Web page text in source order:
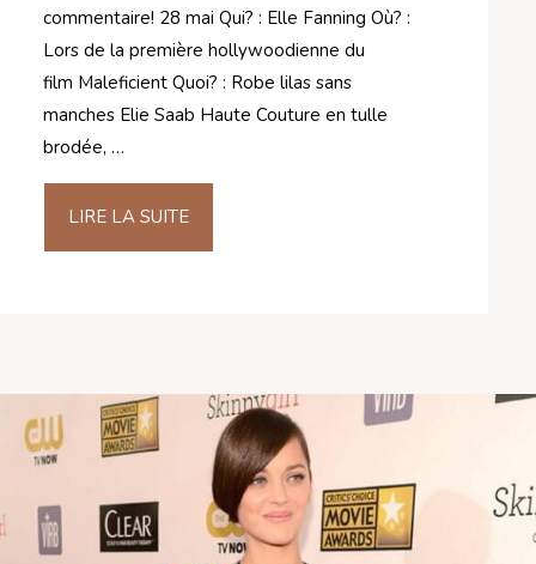
commentaire! 28 mai Qui? : Elle Fanning Où? :
Lors de la première hollywoodienne du
film Maleficient Quoi? : Robe lilas sans
manches Elie Saab Haute Couture en tulle
brodée, …
LIRE LA SUITE